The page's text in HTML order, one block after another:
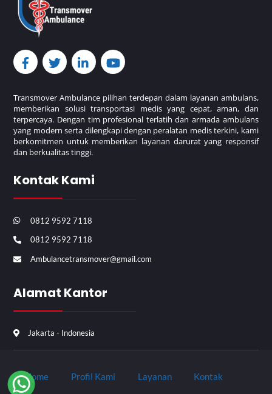
Transmover Ambulance pilihan terdepan dalam layanan ambulans,
memberikan solusi transportasi medis yang cepat, aman, dan
terpercaya. Dengan tim profesional terlatih dan armada ambulans
yang modern serta dilengkapi dengan peralatan medis terkini, kami
berkomitmen untuk memberikan layanan darurat yang responsif
dan berkualitas tinggi.
Kontak Kami
0812 9592 7118
0812 9592 7118
Ambulancetransmover@gmail.com
Alamat Kantor
Jakarta - Indonesia
Home Profil Kami Layanan Kontak